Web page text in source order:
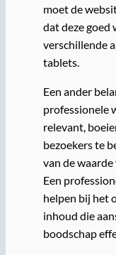
moet de
dat deze goed
verschillende
tablets.
Een ander
professionele
relevant,
bezoekers te
van de
Een
helpen bij het
inhoud die
boodschap